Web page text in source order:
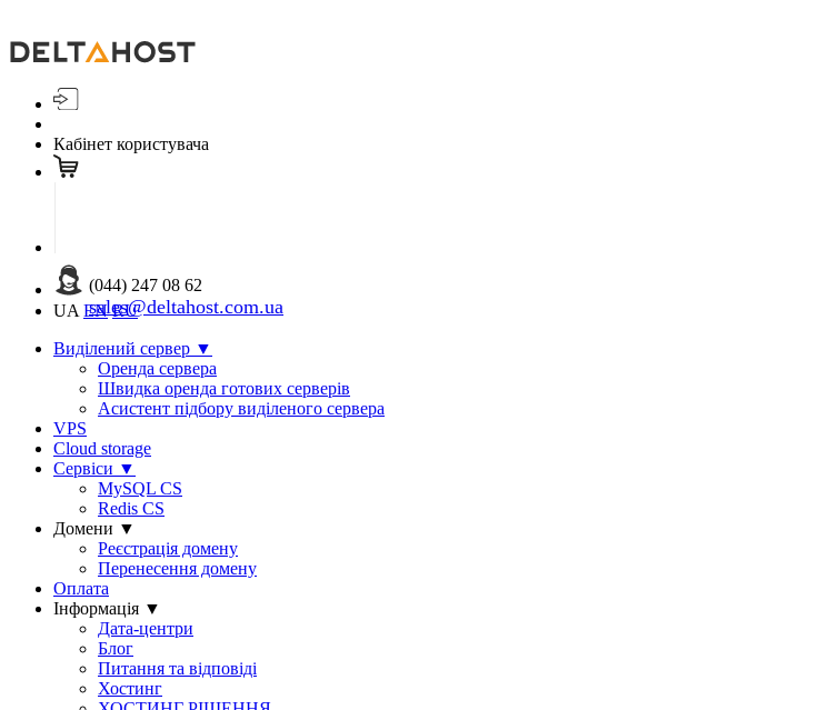
Кабінет користувача
(044) 247 08 62
sales@deltahost.com.ua
UA EN RU
Виділений сервер ▼
Оренда сервера
Швидка оренда готових серверів
Асистент підбору виділеного сервера
VPS
Cloud storage
Сервіси ▼
MySQL CS
Redis CS
Домени ▼
Реєстрація домену
Перенесення домену
Оплата
Інформація ▼
Дата-центри
Блог
Питання та відповіді
Хостинг